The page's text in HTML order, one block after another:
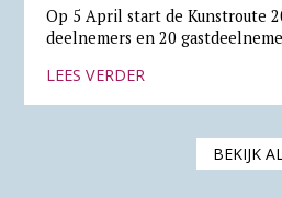
Op 5 April start de Kunstroute
deelnemers en 20
LEES VERDER
BEKIJK